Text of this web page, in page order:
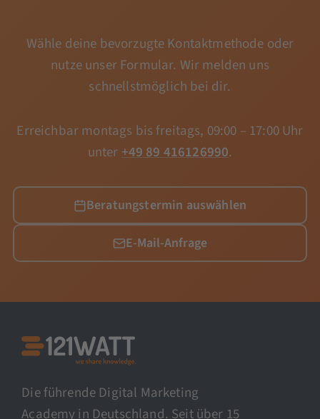
Wähle deine bevorzugte Kontaktmethode oder
nutze unser Formular. Wir melden uns
schnellstmöglich bei dir.
Erreichbar montags bis freitags, 09:00 – 17:00 Uhr
unter+49 89 416126990.
Beratungstermin auswählen
E-Mail-Anfrage
Die führende Digital Marketing
Academy in Deutschland. Seit über 15